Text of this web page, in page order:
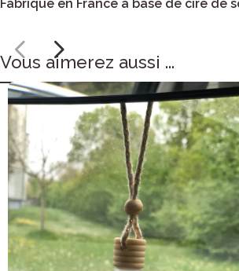
Fabriqué en France à base de cire
Vous aimerez aussi ...